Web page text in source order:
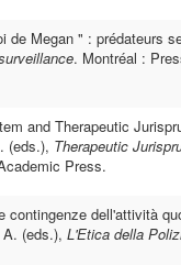
de Megan " : prédateurs
. Montréal :
and Therapeutic
(eds.), Therapeutic
Press.
dell'attività
(eds.), L'Etica della